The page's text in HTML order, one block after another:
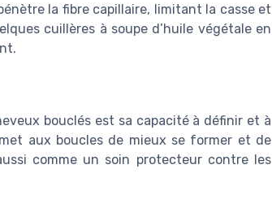
la fibre capillaire, limitant la casse et
cuillères à soupe d’huile végétale en
bouclés est sa capacité à définir et à
aux boucles de mieux se former et de
comme un soin protecteur contre les